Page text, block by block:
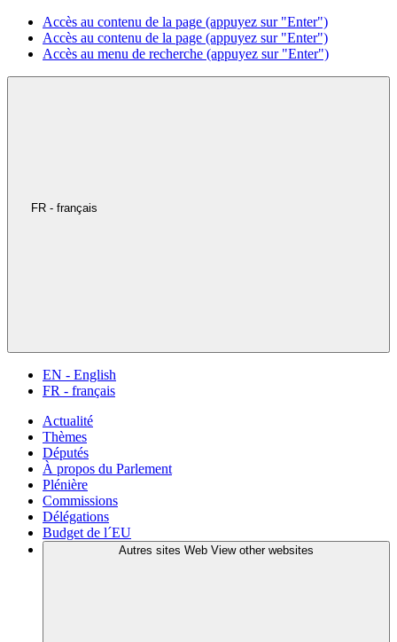
Accès au contenu de la page (appuyez sur "Enter")
Accès au contenu de la page (appuyez sur "Enter")
Accès au menu de recherche (appuyez sur "Enter")
FR - français
EN - English
FR - français
Actualité
Thèmes
Députés
À propos du Parlement
Plénière
Commissions
Délégations
Budget de l´EU
Autres sites Web View other websites